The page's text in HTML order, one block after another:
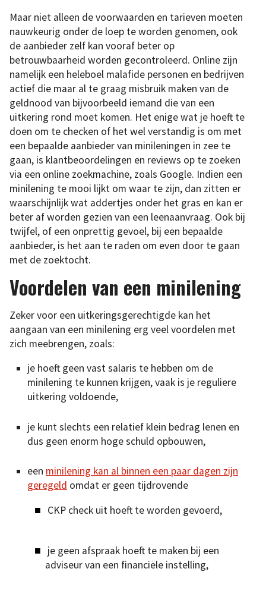
Maar niet alleen de voorwaarden en tarieven moeten
nauwkeurig onder de loep te worden genomen, ook
de aanbieder zelf kan vooraf beter op
betrouwbaarheid worden gecontroleerd. Online zijn
namelijk een heleboel malafide personen en bedrijven
actief die maar al te graag misbruik maken van de
geldnood van bijvoorbeeld iemand die van een
uitkering rond moet komen. Het enige wat je hoeft te
doen om te checken of het wel verstandig is om met
een bepaalde aanbieder van minileningen in zee te
gaan, is klantbeoordelingen en reviews op te zoeken
via een online zoekmachine, zoals Google. Indien een
minilening te mooi lijkt om waar te zijn, dan zitten er
waarschijnlijk wat addertjes onder het gras en kan er
beter af worden gezien van een leenaanvraag. Ook bij
twijfel, of een onprettig gevoel, bij een bepaalde
aanbieder, is het aan te raden om even door te gaan
met de zoektocht.
Voordelen van een minilening
Zeker voor een uitkeringsgerechtigde kan het
aangaan van een minilening erg veel voordelen met
zich meebrengen, zoals:
je hoeft geen vast salaris te hebben om de
minilening te kunnen krijgen, vaak is je reguliere
uitkering voldoende,
je kunt slechts een relatief klein bedrag lenen en
dus geen enorm hoge schuld opbouwen,
een minilening kan al binnen een paar dagen zijn
geregeld omdat er geen tijdrovende
CKP check uit hoeft te worden gevoerd,
je geen afspraak hoeft te maken bij een
adviseur van een financiële instelling,